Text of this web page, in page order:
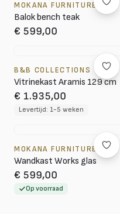
MOKANA FURNITURE
Balok bench teak
€ 599,00
B&B COLLECTIONS
Vitrinekast Aramis 129 cm
€ 1.935,00
Levertijd: 1-5 weken
MOKANA FURNITURE
Wandkast Works glas
€ 599,00
Op voorraad